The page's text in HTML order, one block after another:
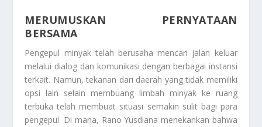
MERUMUSKAN PERNYATAAN
BERSAMA
Pengepul minyak telah berusaha mencari jalan keluar
melalui dialog dan komunikasi dengan berbagai instansi
terkait. Namun, tekanan dari daerah yang tidak memiliki
opsi lain selain membuang limbah minyak ke ruang
terbuka telah membuat situasi semakin sulit bagi para
pengepul. Di mana, Rano Yusdiana menekankan bahwa